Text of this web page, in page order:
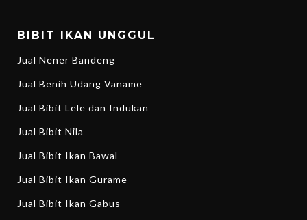
BIBIT IKAN UNGGUL
Jual Nener Bandeng
Jual Benih Udang Vaname
Jual Bibit Lele dan Indukan
Jual Bibit Nila
Jual Bibit Ikan Bawal
Jual Bibit Ikan Gurame
Jual Bibit Ikan Gabus